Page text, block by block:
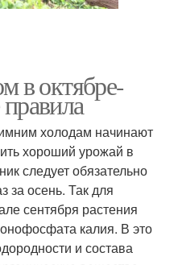
в октябре-
холодам начинают
хороший урожай в
следует обязательно
за осень. Так для
сентября растения
калия. В это
и состава